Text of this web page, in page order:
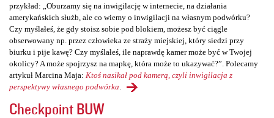
przykład: „Oburzamy się na inwigilację w internecie, na działania
amerykańskich służb, ale co wiemy o inwigilacji na własnym podwórku?
Czy myślałeś, że gdy stoisz sobie pod blokiem, możesz być ciągle
obserwowany np. przez człowieka ze straży miejskiej, który siedzi przy
biurku i pije kawę? Czy myślałeś, ile naprawdę kamer może być w Twojej
okolicy? A może spojrzysz na mapkę, która może to ukazywać?”. Polecamy
artykuł Marcina Maja: Ktoś nasikał pod kamerą, czyli inwigilacja z
perspektywy własnego podwórka
Checkpoint BUW